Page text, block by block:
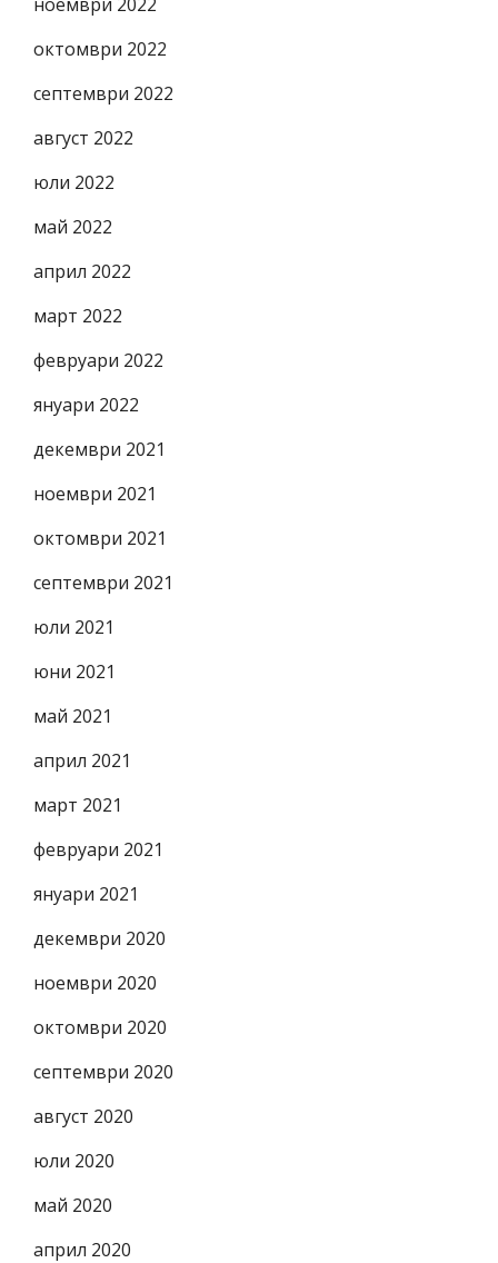
октомври 2022
септември 2022
август 2022
юли 2022
май 2022
април 2022
март 2022
февруари 2022
януари 2022
декември 2021
ноември 2021
октомври 2021
септември 2021
юли 2021
юни 2021
май 2021
април 2021
март 2021
февруари 2021
януари 2021
декември 2020
ноември 2020
октомври 2020
септември 2020
август 2020
юли 2020
май 2020
април 2020